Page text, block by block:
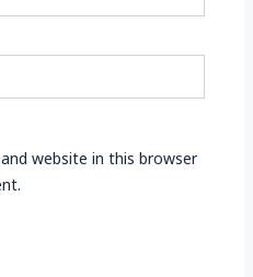
website in this browser